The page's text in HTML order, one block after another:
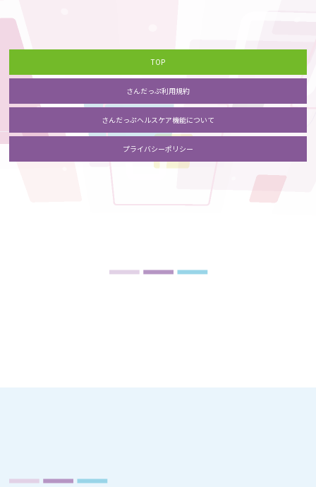
TOP
さんだっぷ利用規約
さんだっぷヘルスケア機能について
プライバシーポリシー